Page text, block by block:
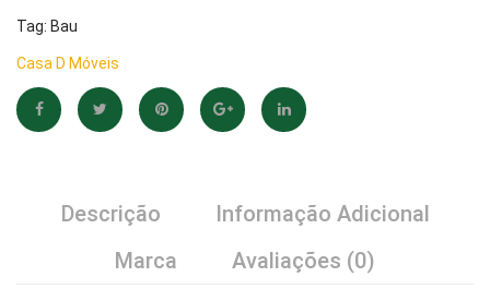
Tag: Bau
Casa D Móveis
Descrição
Informação Adicional
Marca
Avaliações (0)